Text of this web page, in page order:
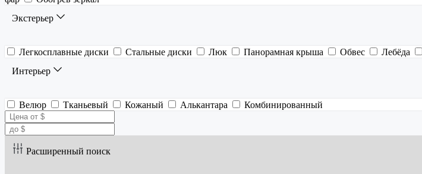
Экстерьер
Легкосплавные диски Стальные диски Люк Панорамная крыша Обвес Лебёда
Интерьер
Велюр Тканьевый Кожаный Алькантара Комбинированный
Расширенный поиск